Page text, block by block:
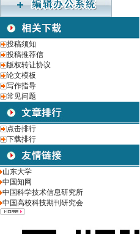
投稿须知
投稿推荐信
版权转让协议
论文模板
写作指导
常见问题
点击排行
下载排行
山东大学
中国知网
中国科学技术信息研究所
中国高校科技期刊研究会